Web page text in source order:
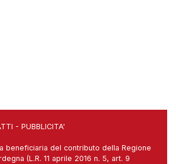
- PUBBLICITA'
beneficiaria del contributo della Regione
(L.R. 11 aprile 2016 n. 5, art. 9